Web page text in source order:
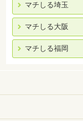
マチしる埼玉
マチしる大阪
マチしる福岡